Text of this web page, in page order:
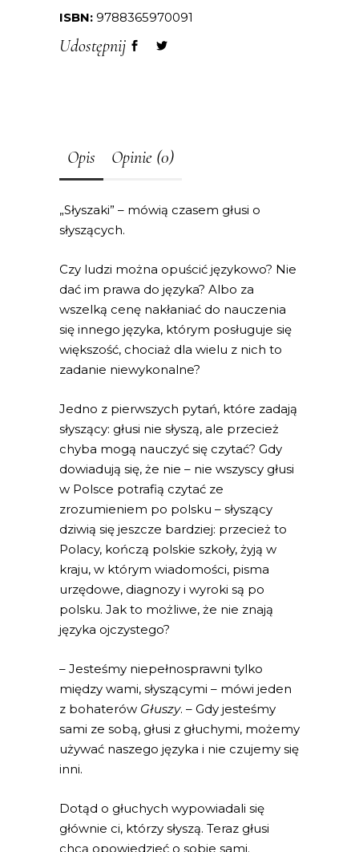
ISBN: 9788365970091
Udostępnij
Opis Opinie (0)
„Słyszaki” – mówią czasem głusi o
słyszących.
Czy ludzi można opuścić językowo? Nie
dać im prawa do języka? Albo za
wszelką cenę nakłaniać do nauczenia
się innego języka, którym posługuje się
większość, chociaż dla wielu z nich to
zadanie niewykonalne?
Jedno z pierwszych pytań, które zadają
słyszący: głusi nie słyszą, ale przecież
chyba mogą nauczyć się czytać? Gdy
dowiadują się, że nie – nie wszyscy głusi
w Polsce potrafią czytać ze
zrozumieniem po polsku – słyszący
dziwią się jeszcze bardziej: przecież to
Polacy, kończą polskie szkoły, żyją w
kraju, w którym wiadomości, pisma
urzędowe, diagnozy i wyroki są po
polsku. Jak to możliwe, że nie znają
języka ojczystego?
– Jesteśmy niepełnosprawni tylko
między wami, słyszącymi – mówi jeden
z bohaterów Głuszy. – Gdy jesteśmy
sami ze sobą, głusi z głuchymi, możemy
używać naszego języka i nie czujemy się
inni.
Dotąd o głuchych wypowiadali się
głównie ci, którzy słyszą. Teraz głusi
chcą opowiedzieć o sobie sami.